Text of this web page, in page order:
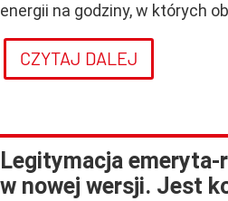
energii na godziny, w których
CZYTAJ DALEJ
Legitymacja
w nowej wersji. Jest